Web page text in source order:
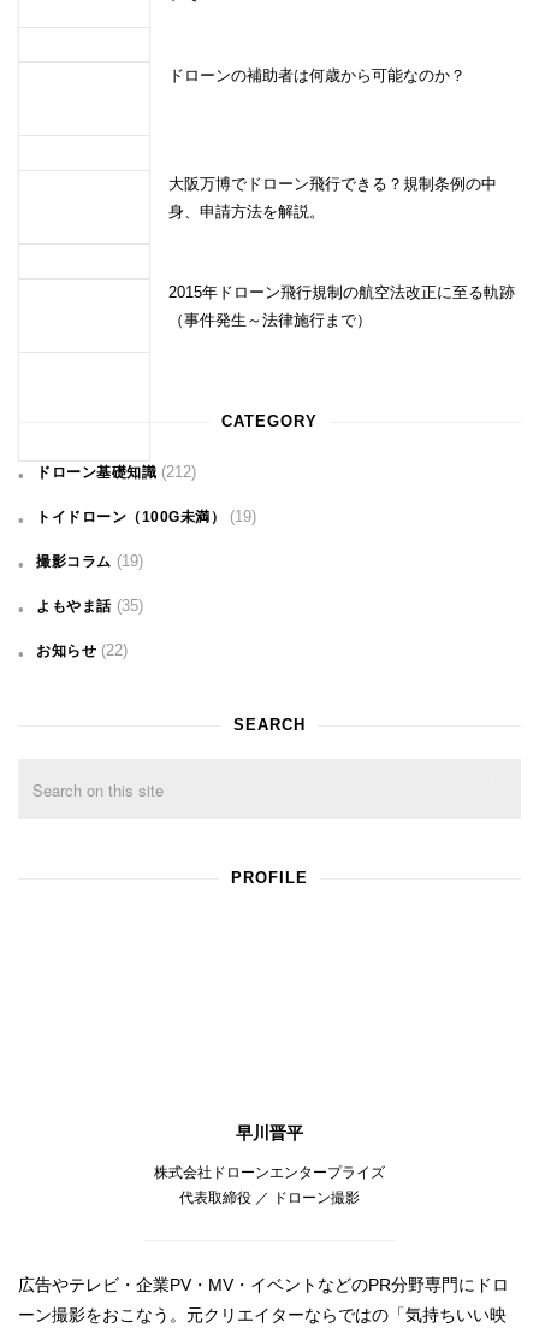
ドローンの補助者は何歳から可能なのか？
大阪万博でドローン飛行できる？規制条例の中
身、申請方法を解説。
2015年ドローン飛行規制の航空法改正に至る軌跡
（事件発生～法律施行まで）
CATEGORY
ドローン基礎知識 (212)
トイドローン（100G未満） (19)
撮影コラム (19)
よもやま話(35)
お知らせ (22)
SEARCH
PROFILE
早川晋平
株式会社ドローンエンタープライズ
代表取締役 ／ ドローン撮影
広告やテレビ・企業PV・MV・イベントなどのPR分野専門にドロ
ーン撮影をおこなう。元クリエイターならではの「気持ちいい映